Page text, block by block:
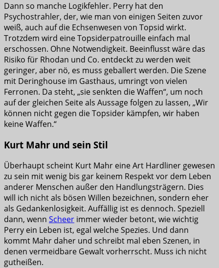
Dann so manche Logikfehler. Perry hat den
Psychostrahler, der, wie man von einigen Seiten zuvor
weiß, auch auf die Echsenwesen von Topsid wirkt.
Trotzdem wird eine Topsiderpatrouille einfach mal
erschossen. Ohne Notwendigkeit. Beeinflusst wäre das
Risiko für Rhodan und Co. entdeckt zu werden weit
geringer, aber nö, es muss geballert werden. Die Szene
mit Deringhouse im Gasthaus, umringt von vielen
Ferronen. Da steht, „sie senkten die Waffen“, um noch
auf der gleichen Seite als Aussage folgen zu lassen, „Wir
können nicht gegen die Topsider kämpfen, wir haben
keine Waffen.“
Kurt Mahr und sein Stil
Überhaupt scheint Kurt Mahr eine Art Hardliner gewesen
zu sein mit wenig bis gar keinem Respekt vor dem Leben
anderer Menschen außer den Handlungsträgern. Dies
will ich nicht als bösen Willen bezeichnen, sondern eher
als Gedankenlosigkeit. Auffällig ist es dennoch. Speziell
dann, wenn Scheer immer wieder betont, wie wichtig
Perry ein Leben ist, egal welche Spezies. Und dann
kommt Mahr daher und schreibt mal eben Szenen, in
denen vermeidbare Gewalt vorherrscht. Muss ich nicht
gutheißen.